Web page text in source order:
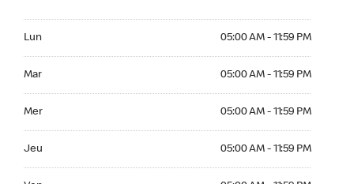
Lun 05:00 AM - 11:59 PM
Mar 05:00 AM - 11:59 PM
Mer 05:00 AM - 11:59 PM
Jeu 05:00 AM - 11:59 PM